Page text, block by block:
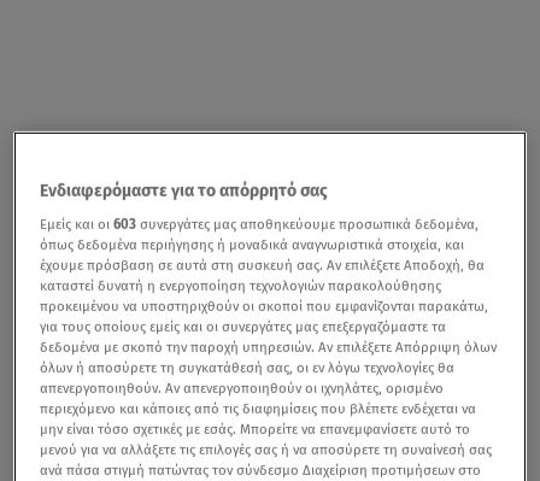
Ενδιαφερόμαστε για το απόρρητό σας
Εμείς και οι603 συνεργάτες μας αποθηκεύουμε προσωπικά δεδομένα,
όπως δεδομένα περιήγησης ή μοναδικά αναγνωριστικά στοιχεία, και
έχουμε πρόσβαση σε αυτά στη συσκευή σας. Αν επιλέξετε Αποδοχή, θα
καταστεί δυνατή η ενεργοποίηση τεχνολογιών παρακολούθησης
προκειμένου να υποστηριχθούν οι σκοποί που εμφανίζονται παρακάτω,
για τους οποίους εμείς και οι συνεργάτες μας επεξεργαζόμαστε τα
δεδομένα με σκοπό την παροχή υπηρεσιών. Αν επιλέξετε Απόρριψη όλων
όλων ή αποσύρετε τη συγκατάθεσή σας, οι εν λόγω τεχνολογίες θα
απενεργοποιηθούν. Αν απενεργοποιηθούν οι ιχνηλάτες, ορισμένο
περιεχόμενο και κάποιες από τις διαφημίσεις που βλέπετε ενδέχεται να
μην είναι τόσο σχετικές με εσάς. Μπορείτε να επανεμφανίσετε αυτό το
μενού για να αλλάξετε τις επιλογές σας ή να αποσύρετε τη συναίνεσή σας
ανά πάσα στιγμή πατώντας τον σύνδεσμο Διαχείριση προτιμήσεων στο